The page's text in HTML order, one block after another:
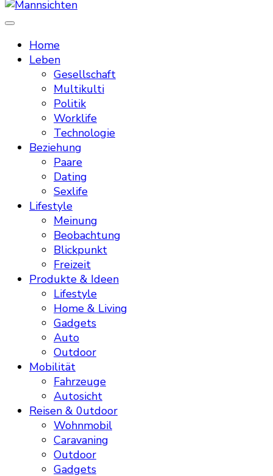
Mannsichten
Home
Leben
Gesellschaft
Multikulti
Politik
Worklife
Technologie
Beziehung
Paare
Dating
Sexlife
Lifestyle
Meinung
Beobachtung
Blickpunkt
Freizeit
Produkte & Ideen
Lifestyle
Home & Living
Gadgets
Auto
Outdoor
Mobilität
Fahrzeuge
Autosicht
Reisen & 0utdoor
Wohnmobil
Caravaning
Outdoor
Gadgets